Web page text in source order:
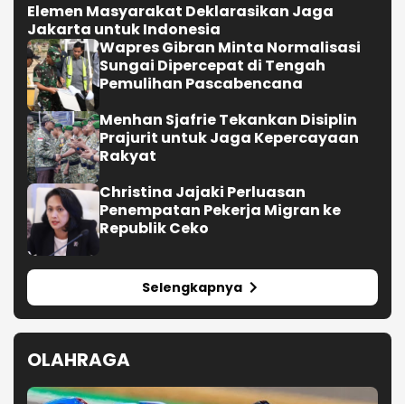
Elemen Masyarakat Deklarasikan Jaga
Jakarta untuk Indonesia
Wapres Gibran Minta Normalisasi
Sungai Dipercepat di Tengah
Pemulihan Pascabencana
Menhan Sjafrie Tekankan Disiplin
Prajurit untuk Jaga Kepercayaan
Rakyat
Christina Jajaki Perluasan
Penempatan Pekerja Migran ke
Republik Ceko
Selengkapnya
OLAHRAGA